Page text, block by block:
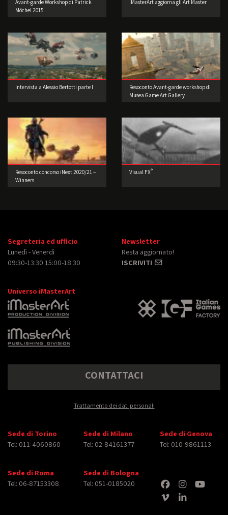
Avant-garde Workshop di Patrick
Möchel 2015
iMasterArt aggiorna gli Art Master
Intervista a Alessio Bertotti parte I
Resoconto Avant-garde workshop di
Musea Game Art Gallery
Resoconto concorso iNext 2020/21 –
Winners
Visual FX®
Segreteria ed ufficio
Lunedì - Venerdì
09:30-13:30 15:00-18:30
Newsletter
Resta aggiornato!
ISCRIVITI
Universo iMasterArt
CONTATTACI
Trattamento dei dati personali
Sede di Torino
Tel: 011-4060860
Sede di Milano
Tel: 02-84161377
Sede di Genova
Tel: 010-9861113
Sede di Roma
Tel: 06-87153308
Sede di Bologna
Tel: 051-0185020